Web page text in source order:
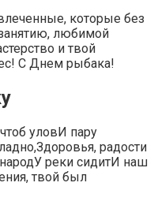
которые без
любимой
и твой
С Днем рыбака!
улов​И пару
радости
реки сидит​​И наш
твой был